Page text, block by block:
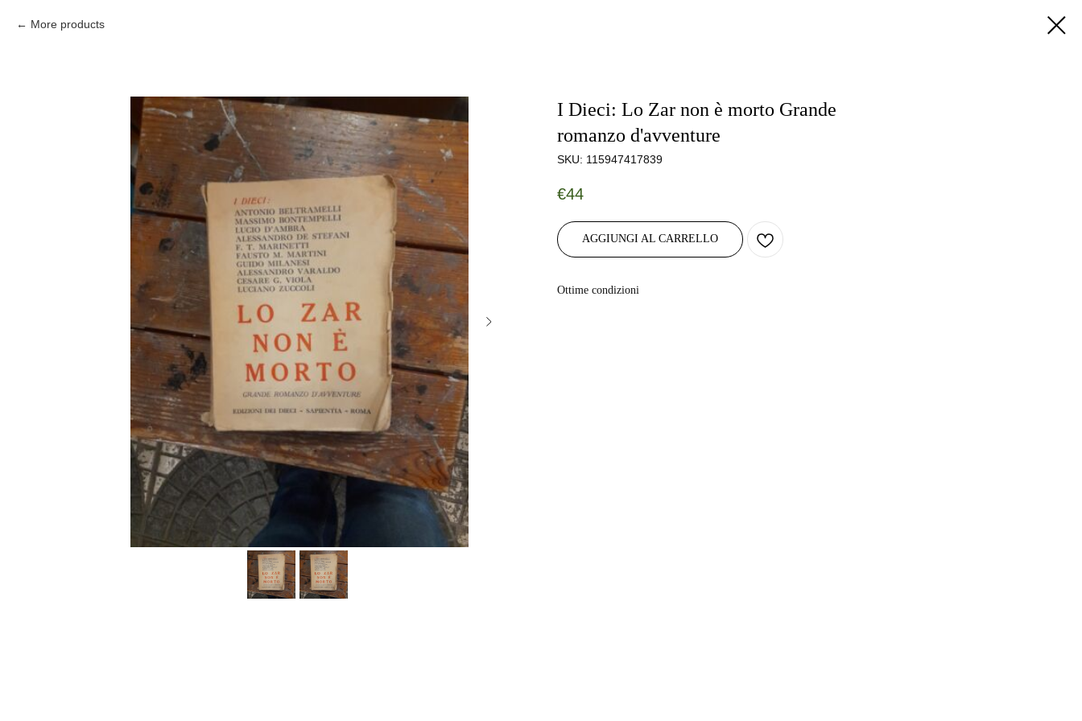
More products
I Dieci: Lo Zar non è morto Grande
romanzo d'avventure
SKU: 115947417839
€44
AGGIUNGI AL CARRELLO
Ottime condizioni